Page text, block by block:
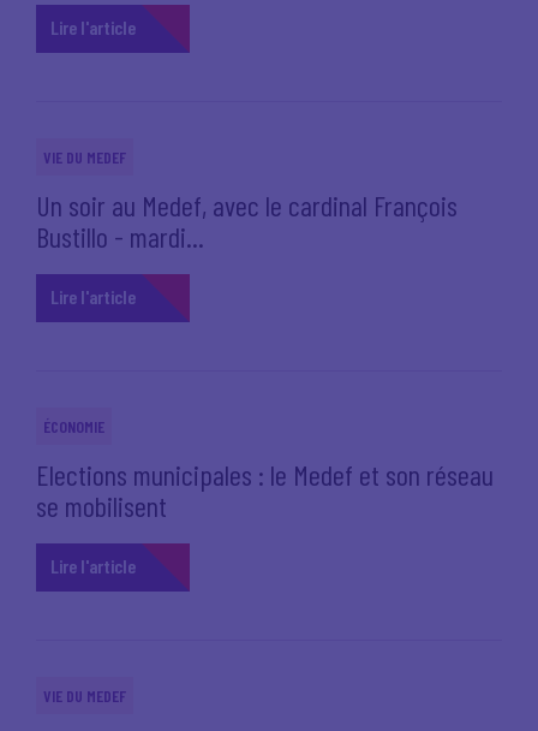
Lire l'article
VIE DU MEDEF
Un soir au Medef, avec le cardinal François
Bustillo - mardi...
Lire l'article
ÉCONOMIE
Elections municipales : le Medef et son réseau
se mobilisent
Lire l'article
VIE DU MEDEF